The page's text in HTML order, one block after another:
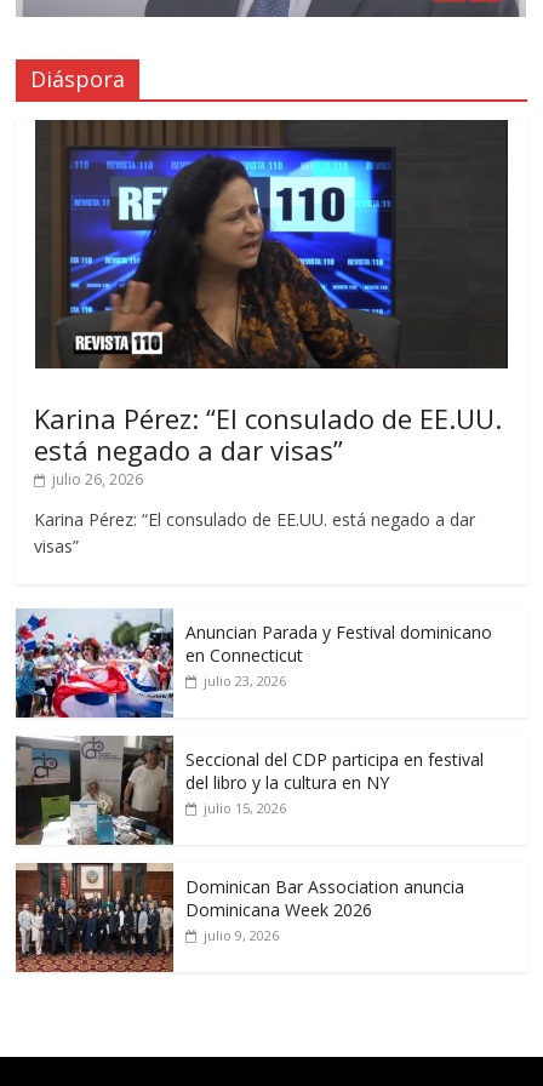
Diáspora
Karina Pérez: “El consulado de EE.UU.
está negado a dar visas”
julio 26, 2026
Karina Pérez: “El consulado de EE.UU. está negado a dar
visas”
Anuncian Parada y Festival dominicano
en Connecticut
julio 23, 2026
Seccional del CDP participa en festival
del libro y la cultura en NY
julio 15, 2026
Dominican Bar Association anuncia
Dominicana Week 2026
julio 9, 2026